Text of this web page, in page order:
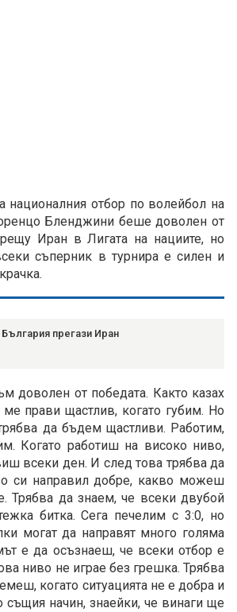
националния отбор по волейбол на
Бленджини беше доволен от
Иран в Лигата на нациите, но
съперник в турнира е силен и
България прегази Иран
доволен от победата. Както казах
прави щастлив, когато губим. Но
да бъдем щастливи. Работим,
Когато работиш на високо ниво,
всеки ден. И след това трябва да
си направил добре, какво можеш
Трябва да знаем, че всеки двубой
битка. Сега печелим с 3:0, но
могат да направят много голяма
е да осъзнаеш, че всеки отбор е
ниво не играе без грешка. Трябва
когато ситуацията не е добра и
начин, знаейки, че винаги ще